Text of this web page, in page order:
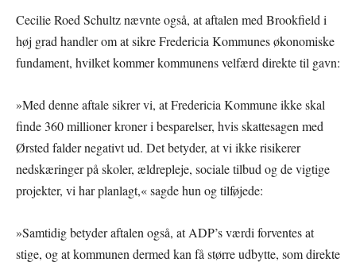
Cecilie Roed Schultz nævnte også, at aftalen med Brookfield i
høj grad handler om at sikre Fredericia Kommunes økonomiske
fundament, hvilket kommer kommunens velfærd direkte til gavn:
»Med denne aftale sikrer vi, at Fredericia Kommune ikke skal
finde 360 millioner kroner i besparelser, hvis skattesagen med
Ørsted falder negativt ud. Det betyder, at vi ikke risikerer
nedskæringer på skoler, ældrepleje, sociale tilbud og de vigtige
projekter, vi har planlagt,« sagde hun og tilføjede:
»Samtidig betyder aftalen også, at ADP’s værdi forventes at
stige, og at kommunen dermed kan få større udbytte, som direkte